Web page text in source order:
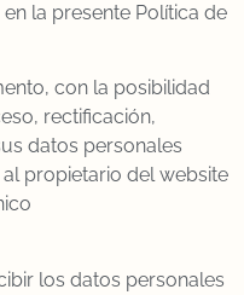
la presente Política de
con la posibilidad
rectificación,
datos personales
propietario del website
los datos personales